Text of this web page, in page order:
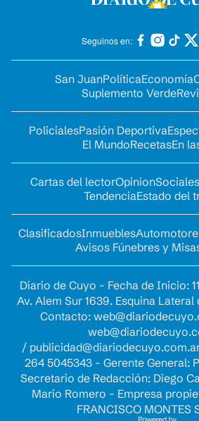
Seguinos en:
San JuanPolíticaEconomía
Suplemento Verde
PolicialesPasión Deportiva
El MundoRecetasEn
Cartas del lectorOpinionSociales
TendenciaEstado del
ClasificadosInmuebles
Avisos Fúnebres y
Diario de Cuyo - Fecha de Inicio:
Av. Alem Sur 1639. Esquina
Contacto:
/
264 5045343 - Gerente General:
Secretario de Redacción: Diego
Mario Romero - Empresa
FRANCISCO MONTES